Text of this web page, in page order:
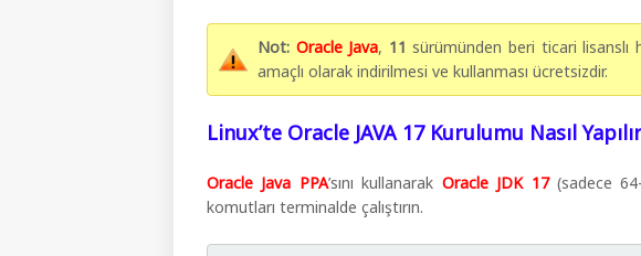
Not: Oracle Java, 11 sürümünden beri ticari
amaçlı olarak indirilmesi ve kullanması ücretsizdir.
Linux’te Oracle JAVA 17 Kurulumu Nasıl
Oracle Java PPA’sını kullanarak Oracle JDK 17(sadece
komutları terminalde çalıştırın.